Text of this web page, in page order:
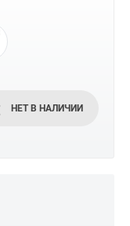
НЕТ В НАЛИЧИИ